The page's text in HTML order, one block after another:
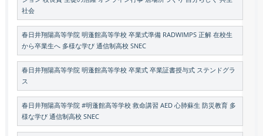
社会
春日井翔陽高等学院 明蓬館高等学校 卒業式準備 RADWIMPS 正解 在校生
から卒業生へ 多様な学び 通信制高校 SNEC
春日井翔陽高等学院 明蓬館高等学校 卒業式 卒業証書授与式 ステンドグラ
ス
春日井翔陽高等学院 #明蓬館高等学校 救命講習 AED 心肺蘇生 防災教育 多
様な学び 通信制高校 SNEC